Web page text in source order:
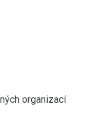
organizací